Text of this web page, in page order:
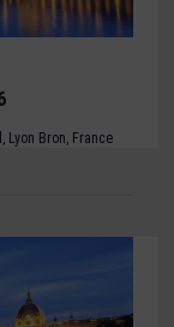
Lyon Bron, France